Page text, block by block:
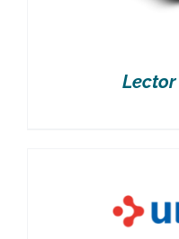
Lector